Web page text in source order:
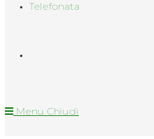
Telefonata
Menu Chiudi